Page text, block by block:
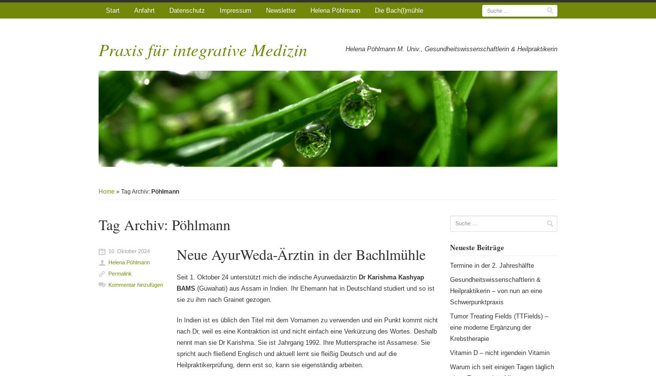
Start Anfahrt Datenschutz Impressum Newsletter Helena Pöhlmann Die Bach(l)mühle Suche
Praxis für integrative Medizin Helena Pöhlmann M. Univ., Gesundheitswissenschaftlerin & Heilpraktikerin
Home » Tag Archiv: Pöhlmann
Tag Archiv:Pöhlmann
Neue AyurWeda-Ärztin in der Bachlmühle
Seit 1. Oktober 24 unterstützt mich die indische Ayurwedaärztin Dr Karishma Kashyap
BAMS (Guwahati) aus Assam in Indien. Ihr Ehemann hat in Deutschland studiert und so ist
sie zu ihm nach Grainet gezogen.
In Indien ist es üblich den Titel mit dem Vornamen zu verwenden und ein Punkt kommt nicht
nach Dr, weil es eine Kontraktion ist und nicht einfach eine Verkürzung des Wortes. Deshalb
nennt man sie Dr Karishma. Sie ist Jahrgang 1992. Ihre Muttersprache ist Assamese. Sie
spricht auch fließend Englisch und aktuell lernt sie fleißig Deutsch und auf die
Heilpraktikerprüfung, denn erst so, kann sie eigenständig arbeiten.
10. Oktober 2024
Helena Pöhlmann
Permalink
Kommentar hinzufügen
Suche
Neueste Beiträge
Termine in der 2. Jahreshälfte
Gesundheitswissenschaftlerin &
Heilpraktikerin – von nun an eine
Schwerpunktpraxis
Tumor Treating Fields (TTFields) –
eine moderne Ergänzung der
Krebstherapie
Vitamin D – nicht irgendein Vitamin
Warum ich seit einigen Tagen täglich